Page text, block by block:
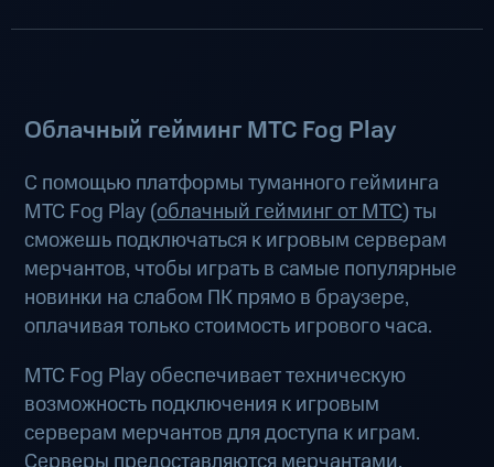
Облачный гейминг МТС Fog Play
С помощью платформы туманного гейминга
МТС Fog Play (облачный гейминг от МТС) ты
сможешь подключаться к игровым серверам
мерчантов, чтобы играть в самые популярные
новинки на слабом ПК прямо в браузере,
оплачивая только стоимость игрового часа.
МТС Fog Play обеспечивает техническую
возможность подключения к игровым
серверам мерчантов для доступа к играм.